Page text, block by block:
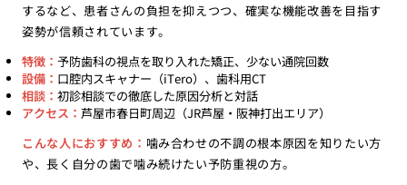
するなど、患者さんの負担を抑えつつ、確実な機能改善を目指す
姿勢が信頼されています。
特徴： 予防歯科の視点を取り入れた矯正、少ない通院回数
設備： 口腔内スキャナー（iTero）、歯科用CT
相談： 初診相談での徹底した原因分析と対話
アクセス： 芦屋市春日町周辺（JR芦屋・阪神打出エリア）
こんな人におすすめ： 噛み合わせの不調の根本原因を知りたい方
や、長く自分の歯で噛み続けたい予防重視の方。